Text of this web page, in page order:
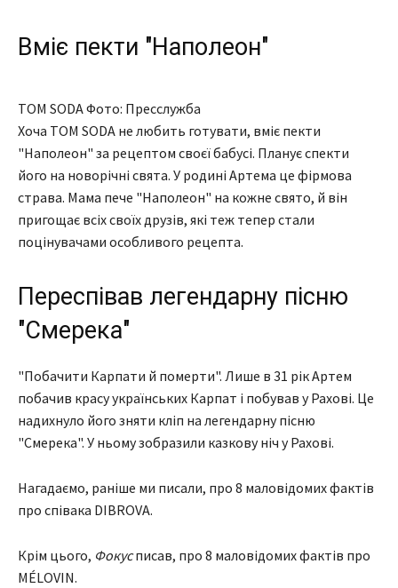
Вміє пекти "Наполеон"
TOM SODA Фото: Пресслужба
Хоча TOM SODA не любить готувати, вміє пекти
"Наполеон" за рецептом своєї бабусі. Планує спекти
його на новорічні свята. У родині Артема це фірмова
страва. Мама пече "Наполеон" на кожне свято, й він
пригощає всіх своїх друзів, які теж тепер стали
поцінувачами особливого рецепта.
Переспівав легендарну пісню
"Смерека"
"Побачити Карпати й померти". Лише в 31 рік Артем
побачив красу українських Карпат і побував у Рахові. Це
надихнуло його зняти кліп на легендарну пісню
"Смерека". У ньому зобразили казкову ніч у Рахові.
Нагадаємо, раніше ми писали, про 8 маловідомих фактів
про співака DIBROVA.
Крім цього, Фокусписав, про 8 маловідомих фактів про
MÉLOVIN.